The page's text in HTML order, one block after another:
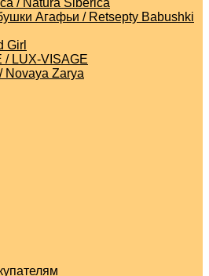
/ Natura Siberica
Агафьи / Retsepty Babushki
Girl
/ LUX-VISAGE
Novaya Zarya